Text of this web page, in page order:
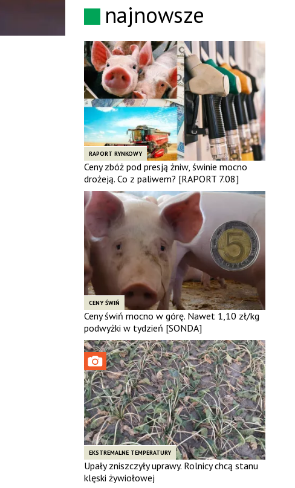
najnowsze
RAPORT RYNKOWY
Ceny zbóż pod presją żniw, świnie mocno
drożeją. Co z paliwem? [RAPORT 7.08]
CENY ŚWIŃ
Ceny świń mocno w górę. Nawet 1,10 zł/kg
podwyżki w tydzień [SONDA]
EKSTREMALNE TEMPERATURY
Upały zniszczyły uprawy. Rolnicy chcą stanu
klęski żywiołowej